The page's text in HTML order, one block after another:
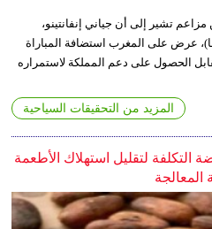
تشير إلى أن جياني إنفانتينو،
عرض على المغرب استضافة المباراة
لبطولة كأس العالم 2030، مقابل الحصول على دعم المملكة لاستمراره
المزيد من التحقيقات السياحية
التكلفة لتقليل استهلاك الأطعمة
المعالجة